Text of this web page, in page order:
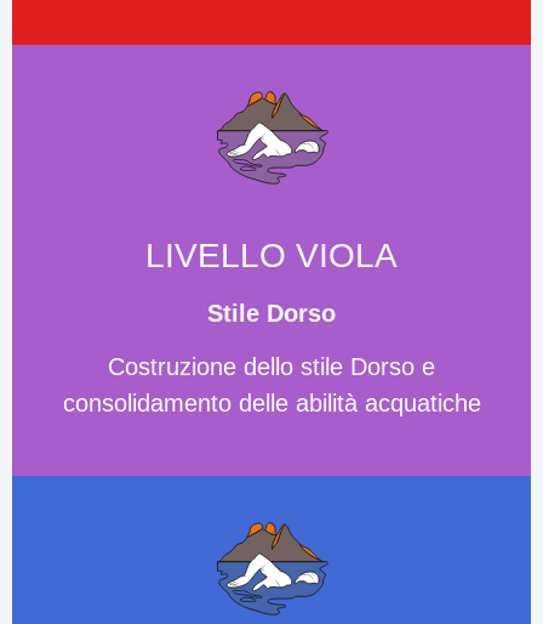
LIVELLO VIOLA
Stile Dorso
Costruzione dello stile Dorso e
consolidamento delle abilità acquatiche